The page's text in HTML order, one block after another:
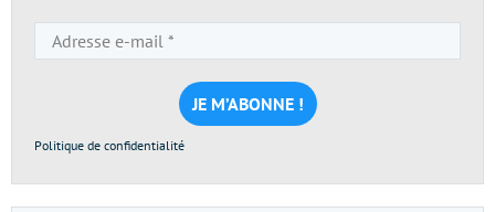
e-
mail
*
Politique de confidentialité